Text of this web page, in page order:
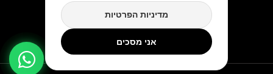
★★★★★
מדיניות הפרטיות
אני מסכים